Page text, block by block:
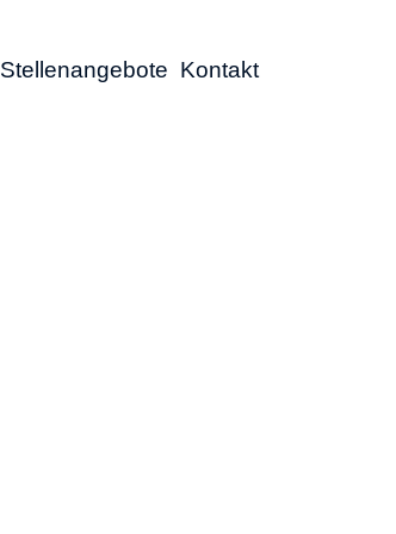
Stellenangebote Kontakt